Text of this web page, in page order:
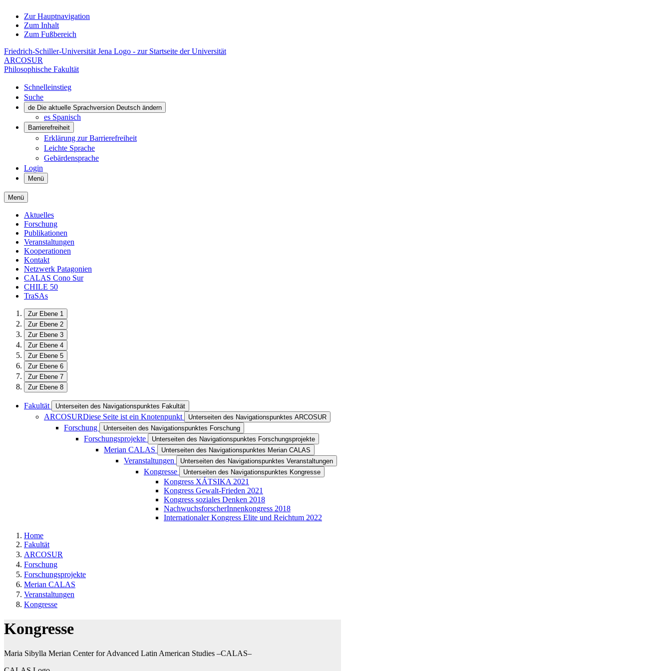
Zur Hauptnavigation
Zum Inhalt
Zum Fußbereich
Friedrich-Schiller-Universität Jena Logo - zur Startseite der Universität
ARCOSUR
Philosophische Fakultät
Schnelleinstieg
Suche
de Die aktuelle Sprachversion Deutsch ändern
es Spanisch
Barrierefreiheit
Erklärung zur Barrierefreiheit
Leichte Sprache
Gebärdensprache
Login
Menü
Menü
Aktuelles
Forschung
Publikationen
Veranstaltungen
Kooperationen
Kontakt
Netzwerk Patagonien
CALAS Cono Sur
CHILE 50
TraSAs
Zur Ebene 1
Zur Ebene 2
Zur Ebene 3
Zur Ebene 4
Zur Ebene 5
Zur Ebene 6
Zur Ebene 7
Zur Ebene 8
Fakultät Unterseiten des Navigationspunktes Fakultät
ARCOSURDiese Seite ist ein Knotenpunkt Unterseiten des Navigationspunktes ARCOSUR
Forschung Unterseiten des Navigationspunktes Forschung
Forschungsprojekte Unterseiten des Navigationspunktes Forschungsprojekte
Merian CALAS Unterseiten des Navigationspunktes Merian CALAS
Veranstaltungen Unterseiten des Navigationspunktes Veranstaltungen
Kongresse Unterseiten des Navigationspunktes Kongresse
Kongress XÁTSIKA 2021
Kongress Gewalt-Frieden 2021
Kongress soziales Denken 2018
NachwuchsforscherInnenkongress 2018
Internationaler Kongress Elite und Reichtum 2022
Home
Fakultät
ARCOSUR
Forschung
Forschungsprojekte
Merian CALAS
Veranstaltungen
Kongresse
Kongresse
Maria Sibylla Merian Center for Advanced Latin American Studies –CALAS–